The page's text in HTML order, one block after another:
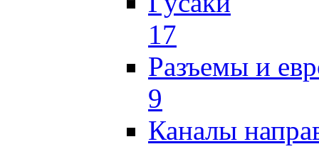
17
Разъемы и
9
Каналы